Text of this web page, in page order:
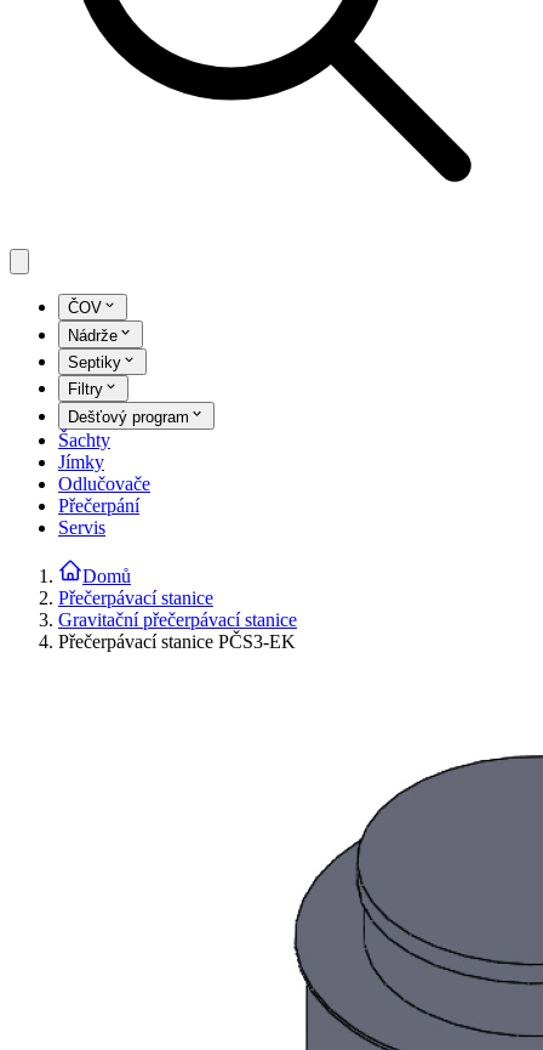
ČOV
Nádrže
Septiky
Filtry
Dešťový program
Šachty
Jímky
Odlučovače
Přečerpání
Servis
Domů
Přečerpávací stanice
Gravitační přečerpávací stanice
Přečerpávací stanice PČS3-EK